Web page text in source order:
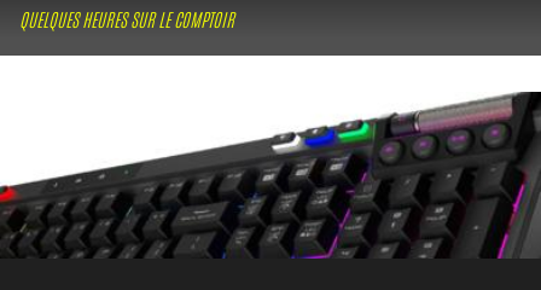
QUELQUES HEURES SUR LE COMPTOIR